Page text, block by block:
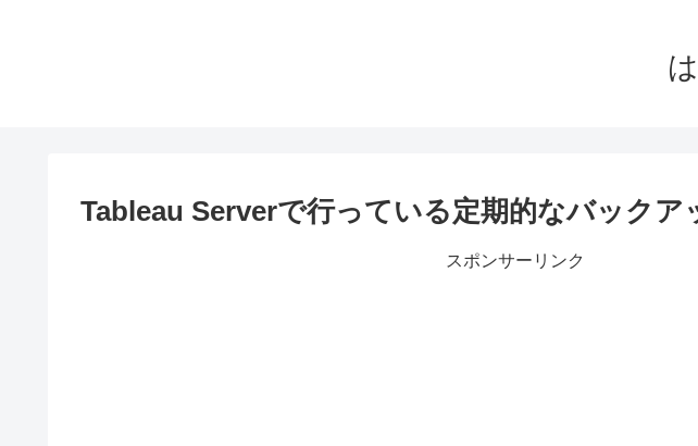
Tableau Serverで行っている定期的なバックア
スポンサーリンク